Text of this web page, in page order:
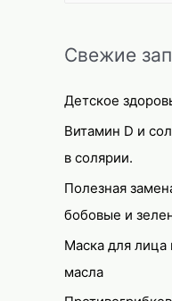
r
h
f
o
r
:
Свежие
Детское
Витамин D и
в солярии.
Полезная
бобовые и
Маска для лица
масла